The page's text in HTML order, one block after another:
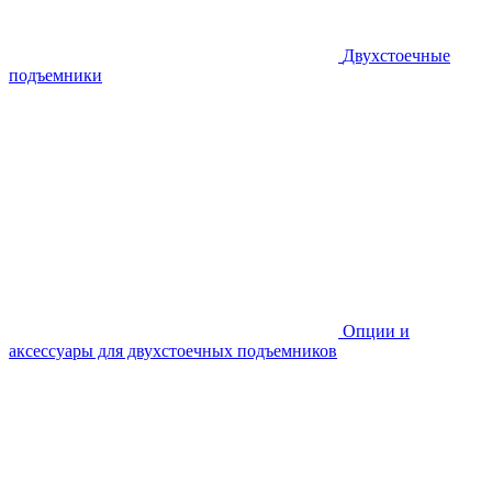
Двухстоечные
подъемники
Опции и
аксессуары для двухстоечных подъемников